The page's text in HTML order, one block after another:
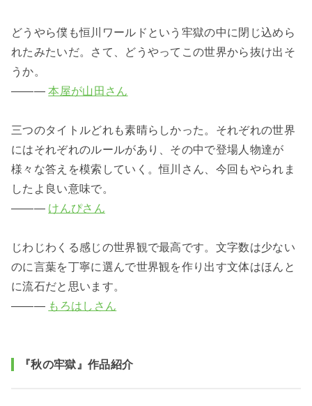
どうやら僕も恒川ワールドという牢獄の中に閉じ込めら
れたみたいだ。さて、どうやってこの世界から抜け出そ
うか。
―――本屋が山田さん
三つのタイトルどれも素晴らしかった。それぞれの世界
にはそれぞれのルールがあり、その中で登場人物達が
様々な答えを模索していく。恒川さん、今回もやられま
したよ良い意味で。
――― けんぴさん
じわじわくる感じの世界観で最高です。文字数は少ない
のに言葉を丁寧に選んで世界観を作り出す文体はほんと
に流石だと思います。
――― もろはしさん
『秋の牢獄』作品紹介